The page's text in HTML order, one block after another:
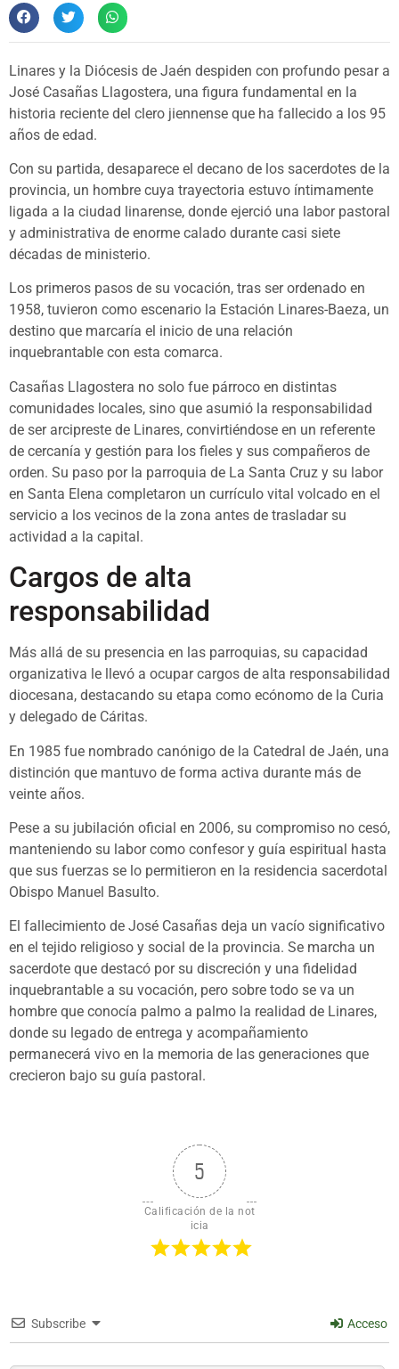
Linares y la Diócesis de Jaén despiden con profundo pesar a
José Casañas Llagostera, una figura fundamental en la
historia reciente del clero jiennense que ha fallecido a los 95
años de edad.
Con su partida, desaparece el decano de los sacerdotes de la
provincia, un hombre cuya trayectoria estuvo íntimamente
ligada a la ciudad linarense, donde ejerció una labor pastoral
y administrativa de enorme calado durante casi siete
décadas de ministerio.
Los primeros pasos de su vocación, tras ser ordenado en
1958, tuvieron como escenario la Estación Linares-Baeza, un
destino que marcaría el inicio de una relación
inquebrantable con esta comarca.
Casañas Llagostera no solo fue párroco en distintas
comunidades locales, sino que asumió la responsabilidad
de ser arcipreste de Linares, convirtiéndose en un referente
de cercanía y gestión para los fieles y sus compañeros de
orden. Su paso por la parroquia de La Santa Cruz y su labor
en Santa Elena completaron un currículo vital volcado en el
servicio a los vecinos de la zona antes de trasladar su
actividad a la capital.
Cargos de alta
responsabilidad
Más allá de su presencia en las parroquias, su capacidad
organizativa le llevó a ocupar cargos de alta responsabilidad
diocesana, destacando su etapa como ecónomo de la Curia
y delegado de Cáritas.
En 1985 fue nombrado canónigo de la Catedral de Jaén, una
distinción que mantuvo de forma activa durante más de
veinte años.
Pese a su jubilación oficial en 2006, su compromiso no cesó,
manteniendo su labor como confesor y guía espiritual hasta
que sus fuerzas se lo permitieron en la residencia sacerdotal
Obispo Manuel Basulto.
El fallecimiento de José Casañas deja un vacío significativo
en el tejido religioso y social de la provincia. Se marcha un
sacerdote que destacó por su discreción y una fidelidad
inquebrantable a su vocación, pero sobre todo se va un
hombre que conocía palmo a palmo la realidad de Linares,
donde su legado de entrega y acompañamiento
permanecerá vivo en la memoria de las generaciones que
crecieron bajo su guía pastoral.
5
Calificación de la not
icia
Subscribe Acceso